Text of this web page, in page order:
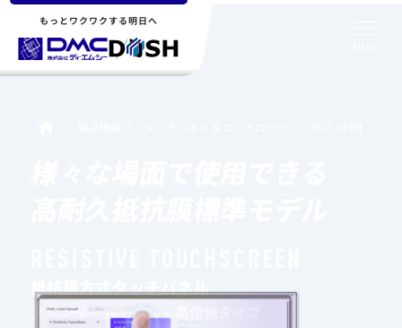
もっとワクワクする明日へ
抵抗膜方式タッチパネル
スタンダードモデル - 高信頼タイプ